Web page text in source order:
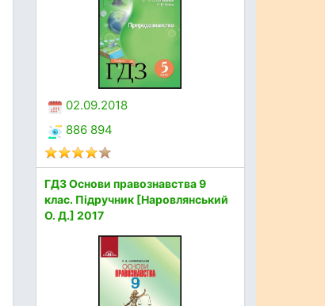
02.09.2018
886 894
ГДЗ Основи правознавства 9
клас. Підручник [Наровлянський
О. Д.] 2017